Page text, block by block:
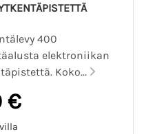
400
elektroniikan
Koko...
€